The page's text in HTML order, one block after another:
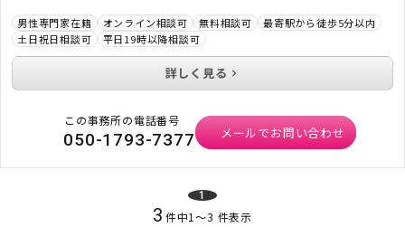
男性専門家在籍 オンライン相談可 無料相談可
最寄駅から徒歩5分以内
土日祝日相談可
平日19時以降相談可
詳しく見る
この事務所の電話番号
050-1793-7377 メールでお問い合わせ
1
3 件中1〜3 件表示